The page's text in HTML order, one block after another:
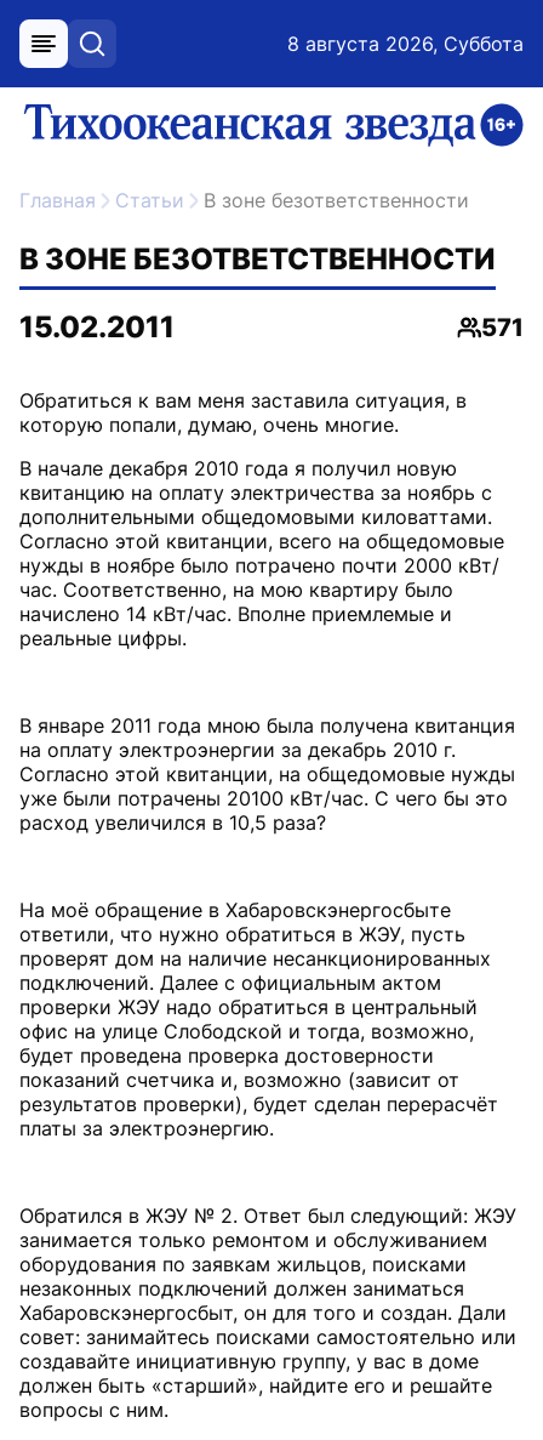
меню поиск 8 августа 2026, Суббота
ссылка на главную
Главная Статьи В зоне безответственности
В ЗОНЕ БЕЗОТВЕТСТВЕННОСТИ
15.02.2011
571
Обратиться к вам меня заставила ситуация, в
В начале декабря 2010 года я получил новую
квитанцию на оплату электричества за ноябрь с
дополнительными общедомовыми киловаттами.
Согласно этой квитанции, всего на общедомовые
нужды в ноябре было потрачено почти 2000 кВт/
час. Соответственно, на мою квартиру было
начислено 14 кВт/час. Вполне приемлемые и
реальные цифры.
В январе 2011 года мною была получена квитанция
на оплату электроэнергии за декабрь 2010 г.
Согласно этой квитанции, на общедомовые нужды
уже были потрачены 20100 кВт/час. С чего бы это
расход увеличился в 10,5 раза?
На моё обращение в Хабаровскэнергосбыте
ответили, что нужно обратиться в ЖЭУ, пусть
проверят дом на наличие несанкционированных
подключений. Далее с официальным актом
проверки ЖЭУ надо обратиться в центральный
офис на улице Слободской и тогда, возможно,
будет проведена проверка достоверности
показаний счетчика и, возможно (зависит от
результатов проверки), будет сделан перерасчёт
платы за электроэнергию.
Обратился в ЖЭУ № 2. Ответ был следующий: ЖЭУ
занимается только ремонтом и обслуживанием
оборудования по заявкам жильцов, поисками
незаконных подключений должен заниматься
Хабаровск­энергосбыт, он для того и создан. Дали
совет: занимайтесь поисками самостоятельно или
создавайте инициативную группу, у вас в доме
должен быть «старший», найдите его и решайте
вопросы с ним.